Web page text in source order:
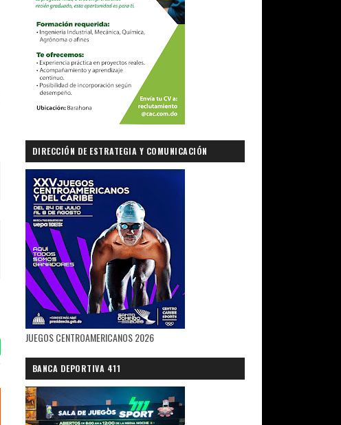
DIRECCIÓN DE ESTRATEGIA Y COMUNICACIÓN
GUBERNAMENTAL
JUEGOS CENTROAMERICANOS 2026
BANCA DEPORTIVA 411